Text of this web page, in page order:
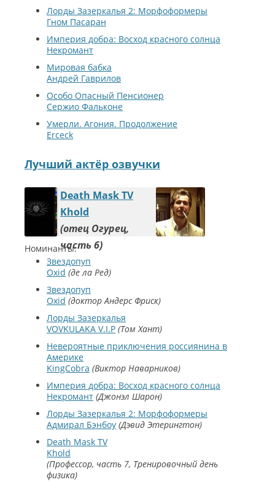
Лорды Зазеркалья 2: Морфоформеры
Гном Пасаран
Империя добра: Восход красного солнца
Некромант
Мировая бабка
Андрей Гаврилов
Особо Опасный Пенсионер
Сержио Фальконе
Умерли. Агония. Продолжение
Erceck
Лучший актёр озвучки
Death Mask TV
Khold
отец Огурец,
часть 6
Номинанты:
Звездопуп
Oxid де ла Ред
Звездопуп
Oxid доктор Андерс Фриск
Лорды Зазеркалья
VOVKULAKA V.I.P Том Хант
Невероятные приключения россиянина в
Америке
KingCobra Виктор Наварников
Империя добра: Восход красного солнца
Некромант Джонэл Шарон
Лорды Зазеркалья 2: Морфоформеры
Адмирал Бэнбоу Дэвид Этерингтон
Death Mask TV
Khold
Профессор, часть 7, Тренировочный день
физика